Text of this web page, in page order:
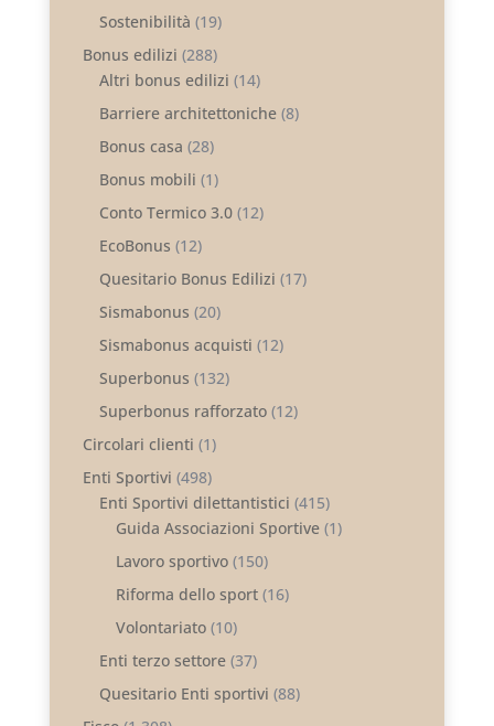
Sostenibilità (19)
Bonus edilizi (288)
Altri bonus edilizi (14)
Barriere architettoniche(8)
Bonus casa (28)
Bonus mobili (1)
Conto Termico 3.0(12)
EcoBonus (12)
Quesitario Bonus Edilizi (17)
Sismabonus (20)
Sismabonus acquisti (12)
Superbonus (132)
Superbonus rafforzato(12)
Circolari clienti (1)
Enti Sportivi (498)
Enti Sportivi dilettantistici (415)
Guida Associazioni Sportive(1)
Lavoro sportivo(150)
Riforma dello sport(16)
Volontariato(10)
Enti terzo settore(37)
Quesitario Enti sportivi (88)